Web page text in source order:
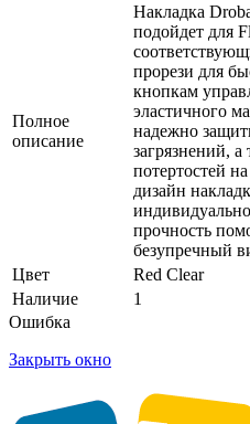
Полное
описание
Накладка
подойдет для
прорези для
кнопкам
эластичного
надежно
загрязнений,
потертостей
дизайн
прочность
безупречный
Цвет
Red Clear
Наличие
1
Ошибка
Закрыть окно